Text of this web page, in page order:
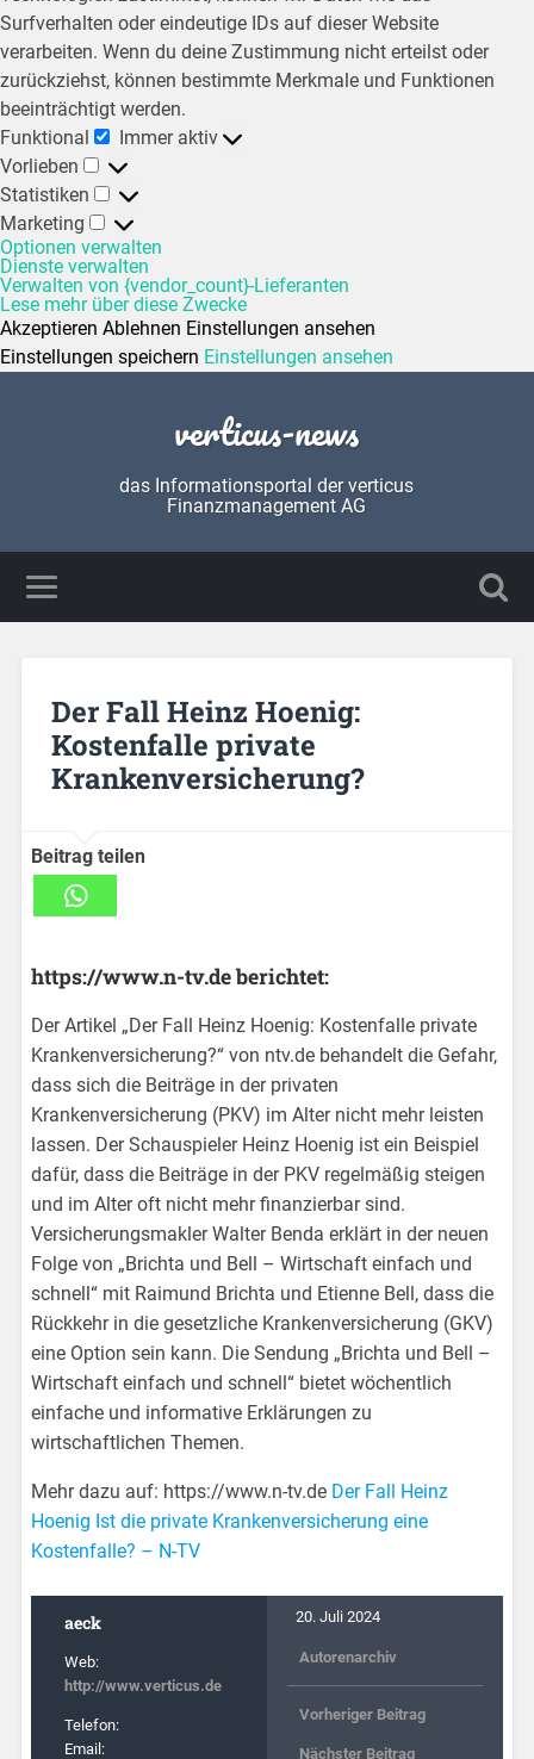
Surfverhalten oder eindeutige IDs auf dieser Website
verarbeiten. Wenn du deine Zustimmung nicht erteilst oder
zurückziehst, können bestimmte Merkmale und Funktionen
beeinträchtigt werden.
Funktional
Immer aktiv
Vorlieben
Statistiken
Marketing
Optionen verwalten
Dienste verwalten
Verwalten von {vendor_count}-Lieferanten
Lese mehr über diese Zwecke
Akzeptieren Ablehnen Einstellungen ansehen
Einstellungen speichern Einstellungen ansehen
verticus-news
das Informationsportal der verticus
Finanzmanagement AG
Der Fall Heinz Hoenig:
Kostenfalle private
Krankenversicherung?
Beitrag teilen
https://www.n-tv.de berichtet:
Der Artikel „Der Fall Heinz Hoenig: Kostenfalle private
Krankenversicherung?“ von ntv.de behandelt die Gefahr,
dass sich die Beiträge in der privaten
Krankenversicherung (PKV) im Alter nicht mehr leisten
lassen. Der Schauspieler Heinz Hoenig ist ein Beispiel
dafür, dass die Beiträge in der PKV regelmäßig steigen
und im Alter oft nicht mehr finanzierbar sind.
Versicherungsmakler Walter Benda erklärt in der neuen
Folge von „Brichta und Bell – Wirtschaft einfach und
schnell“ mit Raimund Brichta und Etienne Bell, dass die
Rückkehr in die gesetzliche Krankenversicherung (GKV)
eine Option sein kann. Die Sendung „Brichta und Bell –
Wirtschaft einfach und schnell“ bietet wöchentlich
einfache und informative Erklärungen zu
wirtschaftlichen Themen.
Mehr dazu auf: https://www.n-tv.de Der Fall Heinz
Hoenig Ist die private Krankenversicherung eine
Kostenfalle? – N-TV
aeck
Web:
http://www.verticus.de
Telefon:
Email:
20. Juli 2024
Autorenarchiv
Vorheriger Beitrag
Nächster Beitrag